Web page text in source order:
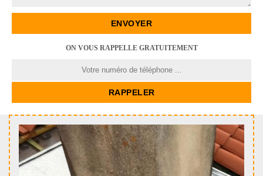
ON VOUS RAPPELLE GRATUITEMENT